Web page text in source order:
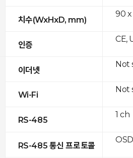
치수(WxHxD, mm)
인증
이더넷
Wi-Fi
RS-485
RS-485 통신 프로토콜
90 x
CE,
Not
Not
1 ch